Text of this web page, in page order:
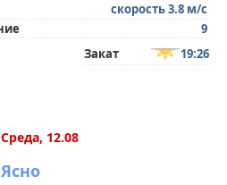
скорость 3.8 м/с
9
Закат 19:26
Среда, 12.08
Ясно